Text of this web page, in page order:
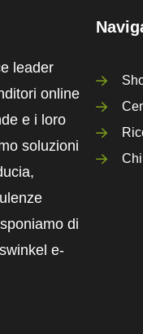
leader
online
e i loro
soluzioni
di
e-